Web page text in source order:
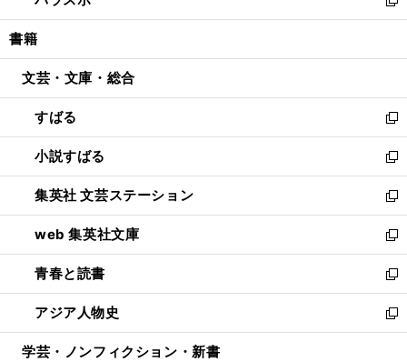
開
ウ
開
ン
ウ
開
く
ウ
ン
ウ
で
開
く
新
し
ウ
ン
ド
ウ
で
開
く
書籍
文芸・文庫・総合
すばる
新
し
い
ウ
ィ
ン
ド
ウ
で
開
く
小説すばる
新
し
い
ウ
ィ
ン
ド
ウ
で
開
集英社 文芸ステーション
新
し
い
ウ
ィ
ン
ド
ウ
web 集英社文庫
新
し
い
ウ
ィ
ン
青春と読書
新
し
い
ウ
アジア人物史
新
し
学芸・ノンフィクション・新書